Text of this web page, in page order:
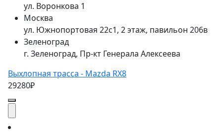
ул. Воронкова 1
Москва
ул. Южнопортовая 22с1, 2 этаж, павильон 206в
Зеленоград
г. Зеленоград, Пр-кт Генерала Алексеева
Выхлопная трасса - Mazda RX8
29280₽